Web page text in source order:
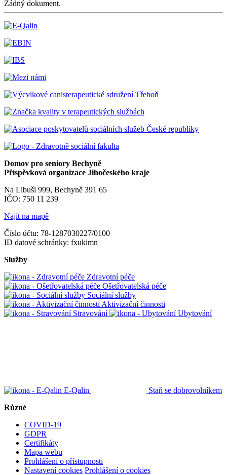
Žádný dokument.
Domov pro seniory Bechyně
Příspěvková organizace Jihočeského kraje
Na Libuši 999, Bechyně 391 65
IČO: 750 11 239
Najít na mapě
Číslo účtu: 78-1287030227/0100
ID datové schránky: fxukimn
Služby
Zdravotní péče
Ošetřovatelská péče
Sociální služby
Aktivizační činnosti
Stravování
Ubytování
E-Qalin
Staň se dobrovolníkem
Různé
COVID-19
GDPR
Certifikáty
Mapa webu
Prohlášení o přístupnosti
Nastavení cookies Prohlášení o cookies